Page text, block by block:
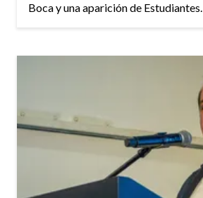
Boca y una aparición de Estudiantes.